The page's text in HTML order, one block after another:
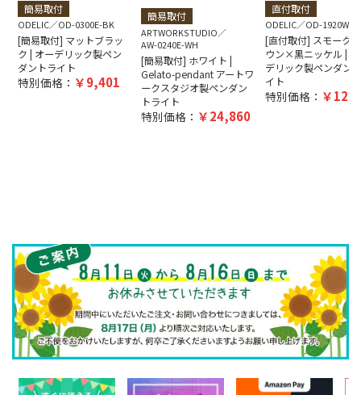
簡易取付
ODELIC OD-0300E-BK
[簡易取付] マットブラッ
ク | オーデリック製ペン
ダントライト
特別価格： 9,401
簡易取付
ARTWORKSTUDIO
AW-0240E-WH
[簡易取付] ホワイト |
Gelato-pendant アートワ
ークスタジオ製ペンダン
トライト
特別価格： 24,860
直付取付
ODELIC OD-1920W-
[直付取付] スモーク
ウン×黒ニッケル |
デリック製ペンダン
イト
特別価格：